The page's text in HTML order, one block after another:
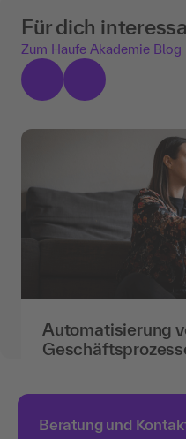
Für dich
Zum Haufe Akademie Blog
Automatisierung
Die intelligente
technischer Trend –
Beratung und